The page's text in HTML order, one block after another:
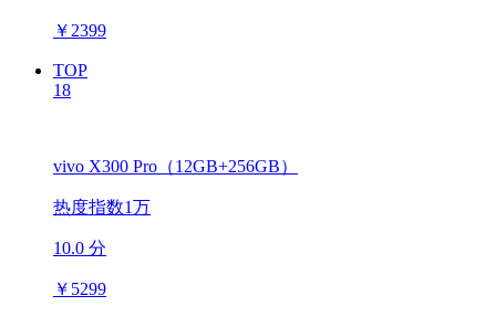
￥ 2399
TOP
18
vivo X300 Pro（12GB+256GB）
热度指数1万
10.0 分
￥ 5299